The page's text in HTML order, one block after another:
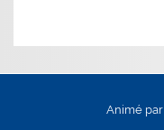
Animé par